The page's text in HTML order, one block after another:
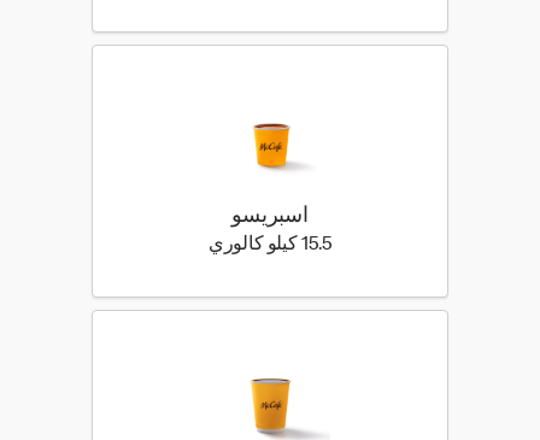
اسبريسو
15.5 كيلو كالوري